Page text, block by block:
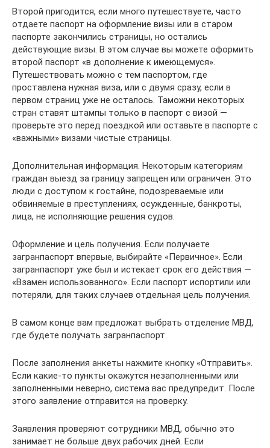
Второй пригодится, если много путешествуете, часто
отдаете паспорт на оформление визы или в старом
паспорте закончились страницы, но остались
действующие визы. В этом случае вы можете оформить
второй паспорт «в дополнение к имеющемуся».
Путешествовать можно с тем паспортом, где
проставлена нужная виза, или с двумя сразу, если в
первом страниц уже не осталось. Таможни некоторых
стран ставят штампы только в паспорт с визой —
проверьте это перед поездкой или оставьте в паспорте с
«важными» визами чистые страницы.
Дополнительная информация. Некоторым категориям
граждан выезд за границу запрещен или ограничен. Это
люди с доступом к гостайне, подозреваемые или
обвиняемые в преступлениях, осужденные, банкроты,
лица, не исполняющие решения судов.
Оформление и цель получения. Если получаете
загранпаспорт впервые, выбирайте «Первичное». Если
загранпаспорт уже был и истекает срок его действия —
«Взамен использованного». Если паспорт испортили или
потеряли, для таких случаев отдельная цель получения.
В самом конце вам предложат выбрать отделение МВД,
где будете получать загранпаспорт.
После заполнения анкеты нажмите кнопку «Отправить».
Если какие-то пункты окажутся незаполненными или
заполненными неверно, система вас предупредит. После
этого заявление отправится на проверку.
Заявления проверяют сотрудники МВД, обычно это
занимает не больше двух рабочих дней. Если